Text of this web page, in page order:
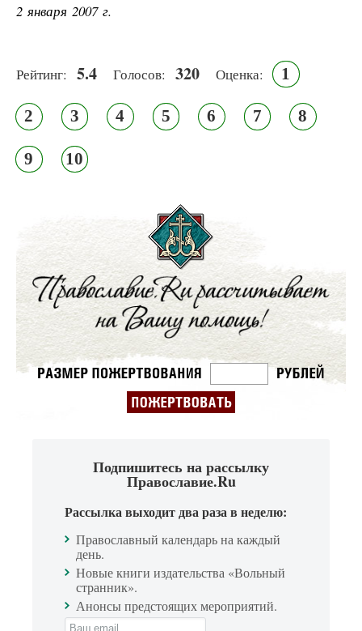
2 января 2007 г.
Рейтинг: 5.4 Голосов: 320 Оценка: 1
2 3 4 5 6 7 8
9 10
Подпишитесь на рассылку
Православие.Ru
Рассылка выходит два раза в неделю:
Православный календарь на каждый
день.
Новые книги издательства «Вольный
странник».
Анонсы предстоящих мероприятий.